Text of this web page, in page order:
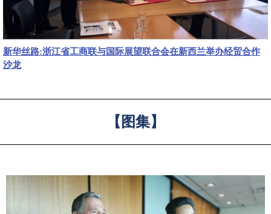
新华丝路:浙江省工商联与国际展望联合会在新西兰举办经贸合作
沙龙
【图集】